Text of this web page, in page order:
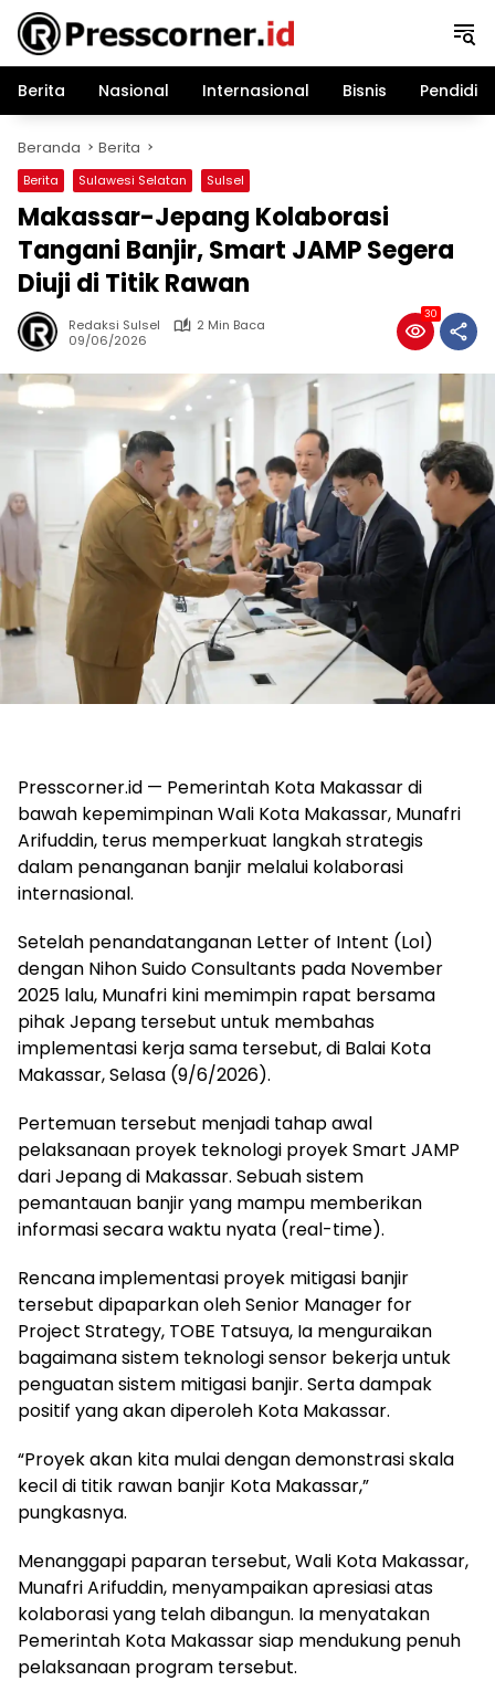
Langsung
konten
Berita
Nasional Internasional Bisnis
Beranda Berita
Berita Sulawesi Selatan Sulsel
Makassar-Jepang Kolaborasi
Tangani Banjir, Smart JAMP Segera
Diuji di Titik Rawan
Redaksi Sulsel
2 Min Baca
09/06/2026
30
Presscorner.id — Pemerintah Kota Makassar di
bawah kepemimpinan Wali Kota Makassar, Munafri
Arifuddin, terus memperkuat langkah strategis
dalam penanganan banjir melalui kolaborasi
internasional.
Setelah penandatanganan Letter of Intent (LoI)
dengan Nihon Suido Consultants pada November
2025 lalu, Munafri kini memimpin rapat bersama
pihak Jepang tersebut untuk membahas
implementasi kerja sama tersebut, di Balai Kota
Makassar, Selasa (9/6/2026).
Pertemuan tersebut menjadi tahap awal
pelaksanaan proyek teknologi proyek Smart JAMP
dari Jepang di Makassar. Sebuah sistem
pemantauan banjir yang mampu memberikan
informasi secara waktu nyata (real-time).
Rencana implementasi proyek mitigasi banjir
tersebut dipaparkan oleh Senior Manager for
Project Strategy, TOBE Tatsuya, Ia menguraikan
bagaimana sistem teknologi sensor bekerja untuk
penguatan sistem mitigasi banjir. Serta dampak
positif yang akan diperoleh Kota Makassar.
“Proyek akan kita mulai dengan demonstrasi skala
kecil di titik rawan banjir Kota Makassar,”
pungkasnya.
Menanggapi paparan tersebut, Wali Kota Makassar,
Munafri Arifuddin, menyampaikan apresiasi atas
kolaborasi yang telah dibangun. Ia menyatakan
Pemerintah Kota Makassar siap mendukung penuh
pelaksanaan program tersebut.